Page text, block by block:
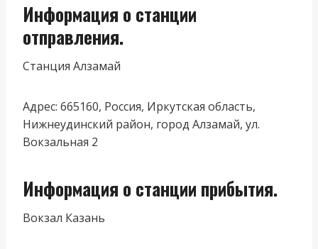
Информация о станции
отправления.
Станция Алзамай
Адрес: 665160, Россия, Иркутская область,
Нижнеудинский район, город Алзамай, ул.
Вокзальная 2
Информация о станции прибытия.
Вокзал Казань